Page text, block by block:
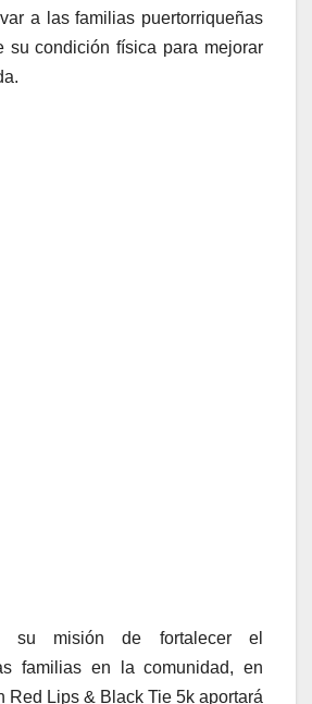
a las familias puertorriqueñas
su condición física para mejorar
su misión de fortalecer el
familias en la comunidad, en
Red Lips & Black Tie 5k aportará